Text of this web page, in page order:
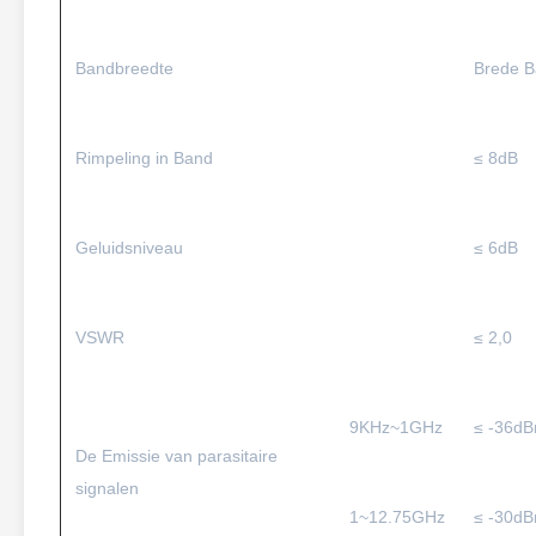
Bandbreedte Brede
Rimpeling in Band ≤ 8dB
Geluidsniveau ≤ 6dB
VSWR ≤ 2,0
De Emissie van parasitaire
signalen
9KHz~1GHz ≤ -
1~12.75GHz ≤ -